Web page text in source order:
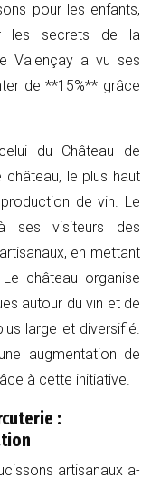
pour les enfants,
les secrets de la
Valençay a vu ses
de **15%** grâce
du Château de
château, le plus haut
de vin. Le
ses visiteurs des
en mettant
château organise
autour du vin et de
large et diversifié.
augmentation de
à cette initiative.
:
artisanaux a-